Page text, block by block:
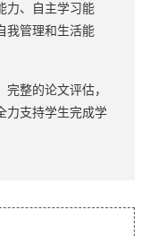
力、自主学习能
我管理和生活能
整的论文评估，
力支持学生完成学